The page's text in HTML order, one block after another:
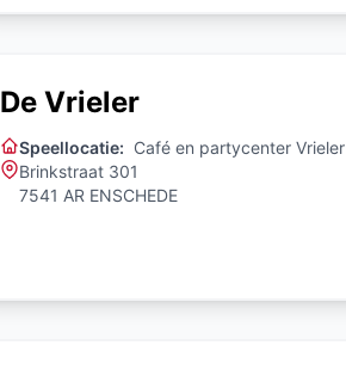
De Vrieler
Speellocatie: Café en partycenter Vrieler
Brinkstraat 301
7541 AR ENSCHEDE